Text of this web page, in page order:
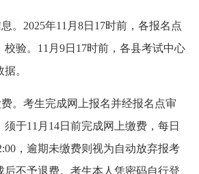
。 2025年11月8日17时前，各报名点
校验。11月9日17时前，各县考试中心
。
费。考生完成网上报名并经报名点审
须于11月14日前完成网上缴费，每日
，逾期未缴费则视为自动放弃报考
后不予退费。考生本人凭密码自行登